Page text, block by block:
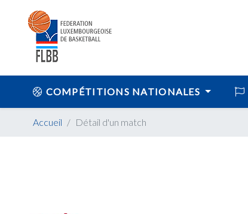
COMPÉTITIONS NATIONALES
Accueil Détail d'un match